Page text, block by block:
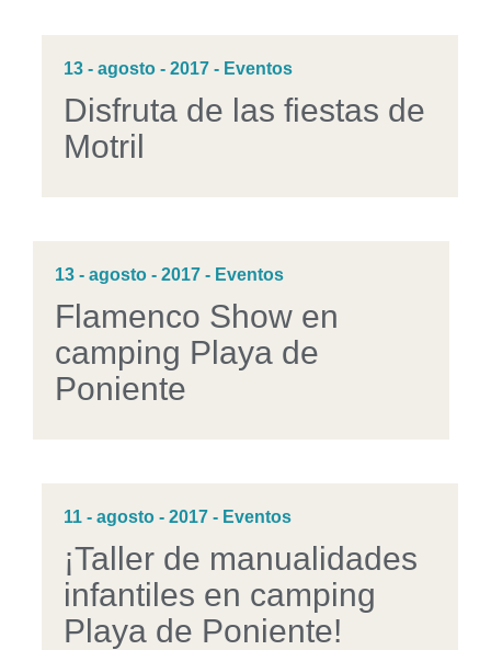
13 - agosto - 2017 - Eventos
Disfruta de las fiestas de
Motril
13 - agosto - 2017 - Eventos
Flamenco Show en
camping Playa de
Poniente
11 - agosto - 2017 - Eventos
¡Taller de manualidades
infantiles en camping
Playa de Poniente!